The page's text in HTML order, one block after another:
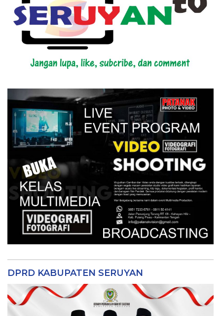
DPRD KABUPATEN SERUYAN